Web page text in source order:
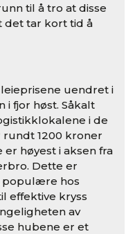
til å tro at disse
det tar kort tid å
uendret i
fjor høst. Såkalt
i de
1200 kroner
høyest i aksen fra
Dette er
populære hos
effektive kryss
av
hubene er et